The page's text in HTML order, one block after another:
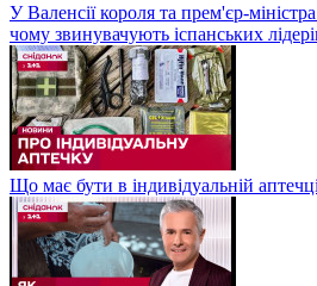
У Валенсії короля та прем'єр-
чому звинувачують іспанських
Що має бути в індивідуальній